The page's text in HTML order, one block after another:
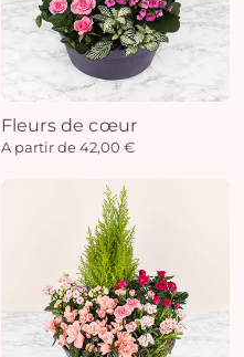
Fleurs de cœur
A partir de 42,00 €